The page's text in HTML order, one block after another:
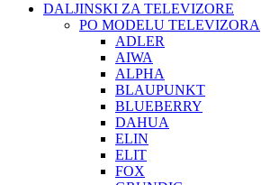
DALJINSKI ZA TELEVIZORE
PO MODELU TELEVIZORA
ADLER
AIWA
ALPHA
BLAUPUNKT
BLUEBERRY
DAHUA
ELIN
ELIT
FOX